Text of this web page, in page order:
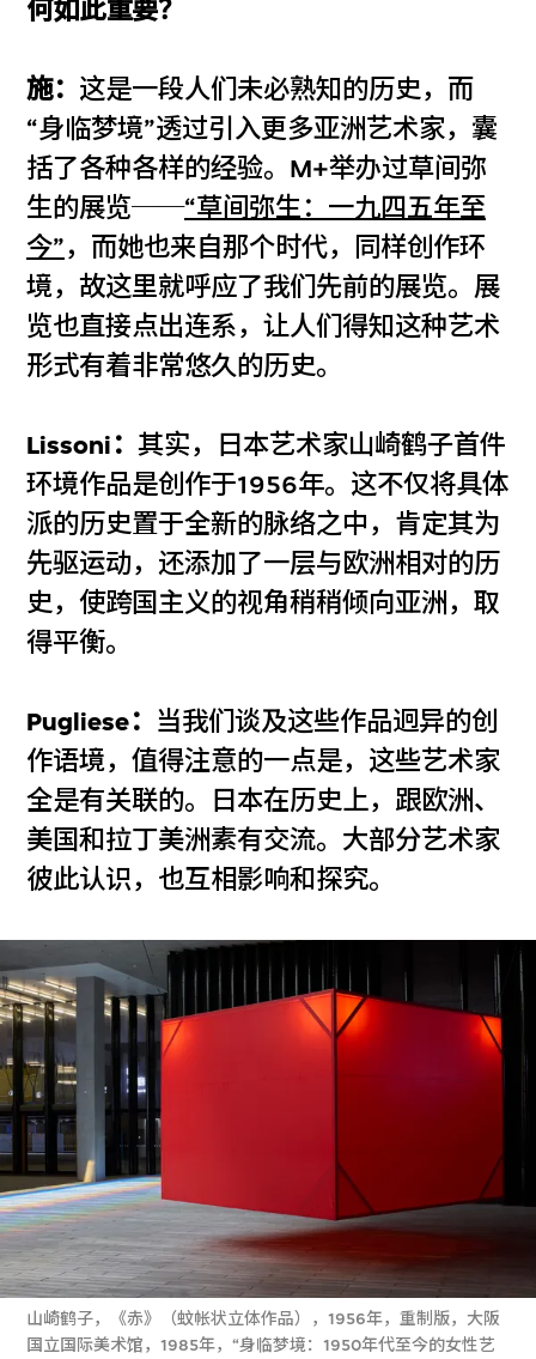
何如此重要？
施： 这是一段人们未必熟知的历史，而
“身临梦境”透过引入更多亚洲艺术家，囊
括了各种各样的经验。M+举办过草间弥
生的展览──“草间弥生：一九四五年至
今”，而她也来自那个时代，同样创作环
境，故这里就呼应了我们先前的展览。展
览也直接点出连系，让人们得知这种艺术
形式有着非常悠久的历史。
Lissoni：其实，日本艺术家山崎鹤子首件
环境作品是创作于1956年。这不仅将具体
派的历史置于全新的脉络之中，肯定其为
先驱运动，还添加了一层与欧洲相对的历
史，使跨国主义的视角稍稍倾向亚洲，取
得平衡。
Pugliese： 当我们谈及这些作品迥异的创
作语境，值得注意的一点是，这些艺术家
全是有关联的。日本在历史上，跟欧洲、
美国和拉丁美洲素有交流。大部分艺术家
彼此认识，也互相影响和探究。
山崎鹤子，《赤》（蚊帐状立体作品），1956年，重制版，大阪
国立国际美术馆，1985年，“身临梦境：1950年代至今的女性艺